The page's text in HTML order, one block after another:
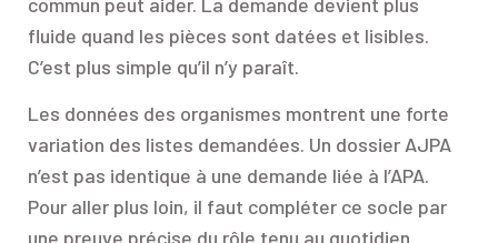
fluide quand les pièces sont datées et lisibles.
C’est plus simple qu’il n’y paraît.
Les données des organismes montrent une forte
variation des listes demandées. Un dossier AJPA
n’est pas identique à une demande liée à l’APA.
Pour aller plus loin, il faut compléter ce socle par
une preuve précise du rôle tenu au quotidien.